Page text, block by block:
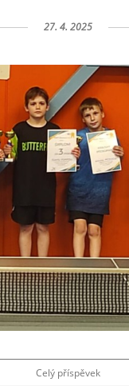
27. 4. 2025
Celý příspěvek